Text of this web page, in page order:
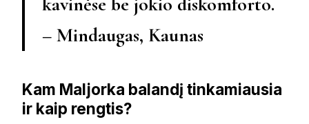
– Mindaugas, Kaunas
Kam Maljorka balandį tinkamiausia
ir kaip rengtis?